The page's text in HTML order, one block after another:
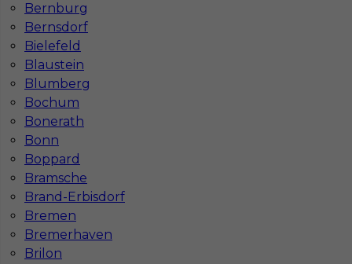
Bernburg
Bernsdorf
Bielefeld
Blaustein
Blumberg
Bochum
Bonerath
Bonn
Boppard
Bramsche
Brand-Erbisdorf
Bremen
Bremerhaven
Brilon
Mapa ofert pracy
Mapa kategorii
Informacje w sprawie pracy
Telefon:793-577-977
Dane firmy
In-Serv Team Sp. z o.o.
ul. Bóżnicza 15/6
61-751 Poznań, Polen